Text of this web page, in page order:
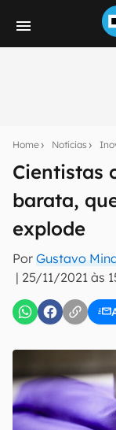
Home Notícias
Cientistas
barata,
explode
Por Gustavo
| 25/11/2021 às
notícias e
mão.
E-mail
Confirmo que
Uso e